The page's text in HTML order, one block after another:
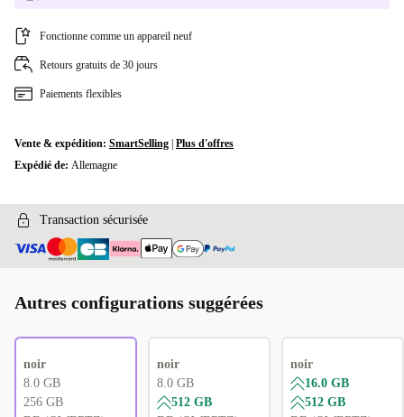
Fonctionne comme un appareil neuf
Retours gratuits de 30 jours
Paiements flexibles
Vente & expédition: SmartSelling Plus d'offres
Expédié de: Allemagne
Transaction sécurisée
Autres configurations suggérées
noir
8.0 GB
256 GB
noir
8.0 GB
512 GB
noir
16.0 GB
512 GB